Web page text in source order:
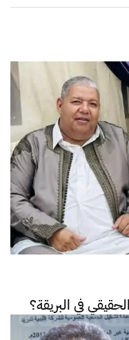
في البريقة؟